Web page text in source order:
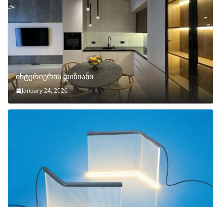
ინტერიერის დიზიანი
January 24, 2026